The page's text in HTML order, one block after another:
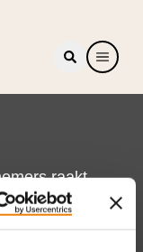
raakt.